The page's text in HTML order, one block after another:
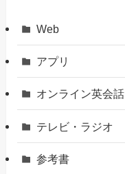
Web
アプリ
オンライン英会話
テレビ・ラジオ
参考書